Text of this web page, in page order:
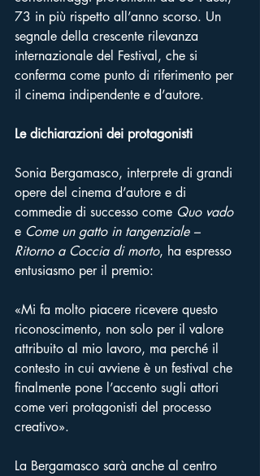
73 in più rispetto all’anno scorso. Un
segnale della crescente rilevanza
internazionale del Festival, che si
conferma come punto di riferimento per
il cinema indipendente e d’autore.
Le dichiarazioni dei protagonisti
Sonia Bergamasco, interprete di grandi
opere del cinema d’autore e di
commedie di successo come Quo vado
e Come un gatto in tangenziale –
Ritorno a Coccia di morto, ha espresso
entusiasmo per il premio:
«Mi fa molto piacere ricevere questo
riconoscimento, non solo per il valore
attribuito al mio lavoro, ma perché il
contesto in cui avviene è un festival che
finalmente pone l’accento sugli attori
come veri protagonisti del processo
creativo».
La Bergamasco sarà anche al centro